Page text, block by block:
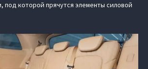
под которой прячутся элементы силовой